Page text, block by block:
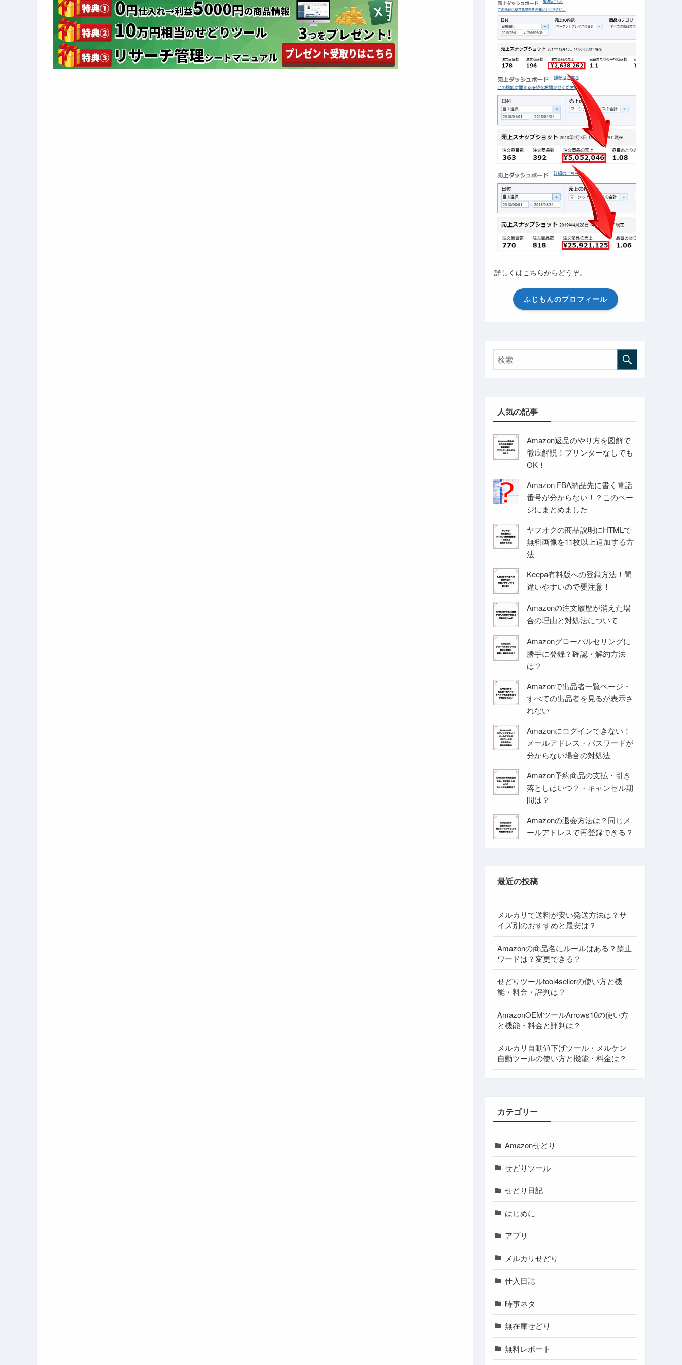
詳しくはこちらからどうぞ。
ふじもんのプロフィール
人気の記事
Amazon返品のやり方を図解で
徹底解説！プリンターなしでも
OK！
Amazon FBA納品先に書く電話
番号が分からない！？このペー
ジにまとめました
ヤフオクの商品説明にHTMLで
無料画像を11枚以上追加する方
法
Keepa有料版への登録方法！間
違いやすいので要注意！
Amazonの注文履歴が消えた場
合の理由と対処法について
Amazonグローバルセリングに
勝手に登録？確認・解約方法
は？
Amazonで出品者一覧ページ・
すべての出品者を見るが表示さ
れない
Amazonにログインできない！
メールアドレス・パスワードが
分からない場合の対処法
Amazon予約商品の支払・引き
落としはいつ？・キャンセル期
間は？
Amazonの退会方法は？同じメ
ールアドレスで再登録できる？
最近の投稿
メルカリで送料が安い発送方法は？サ
イズ別のおすすめと最安は？
Amazonの商品名にルールはある？禁止
ワードは？変更できる？
せどりツールtool4sellerの使い方と機
能・料金・評判は？
AmazonOEMツールArrows10の使い方
と機能・料金と評判は？
メルカリ自動値下げツール・メルケン
自動ツールの使い方と機能・料金は？
カテゴリー
Amazonせどり
せどりツール
せどり日記
はじめに
アプリ
メルカリせどり
仕入日誌
時事ネタ
無在庫せどり
無料レポート